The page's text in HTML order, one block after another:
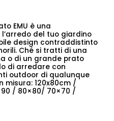
EMU è una
del tuo giardino
design contraddistinto
Ché si tratti di una
o di un grande prato
di arredare con
outdoor di qualunque
misura: 120x80cm /
/ 80×80/ 70×70 /